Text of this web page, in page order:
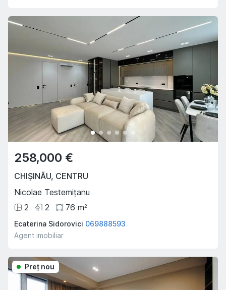
258,000 €
CHIȘINĂU, CENTRU
Nicolae Testemițanu
2
2 76 m2
Ecaterina Sidorovici 069888593
Agent imobiliar
Preţ nou